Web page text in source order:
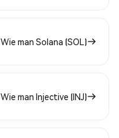
Wie man Solana (SOL)
Wie man Injective (INJ)